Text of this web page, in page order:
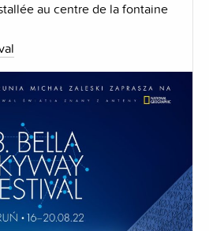
au centre de la fontaine